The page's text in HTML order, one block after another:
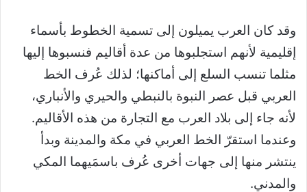
وقد كان العرب يميلون إلى تسمية الخطوط بأسماء
إقليمية لأنهم استجلبوها من عدة أقاليم فنسبوها إليها
مثلما تنسب السلع إلى أماكنها؛ لذلك عُرف الخط
العربي قبل عصر النبوة بالنبطي والحيري والأنباري،
لأنه جاء إلى بلاد العرب مع التجارة من هذه الأقاليم.
وعندما استقرّ الخط العربي في مكة والمدينة وبدأ
ينتشر منها إلى جهات أخرى عُرف باسمَيهما المكي
والمدني.